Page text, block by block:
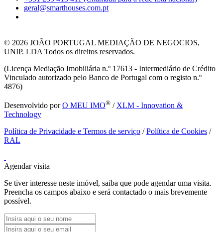
geral@smarthouses.com.pt
© 2026 JOÃO PORTUGAL MEDIAÇÃO DE NEGOCIOS,
UNIP. LDA Todos os direitos reservados.
(Licença Mediação Imobiliária n.º 17613 - Intermediário de Crédito
Vinculado autorizado pelo Banco de Portugal com o registo n.º
4876)
Desenvolvido porO MEU IMO® / XLM - Innovation &
Technology
Política de Privacidade e Termos de serviço /Política de Cookies /
RAL
Agendar visita
Se tiver interesse neste imóvel, saiba que pode agendar uma visita.
Preencha os campos abaixo e será contactado o mais brevemente
possível.